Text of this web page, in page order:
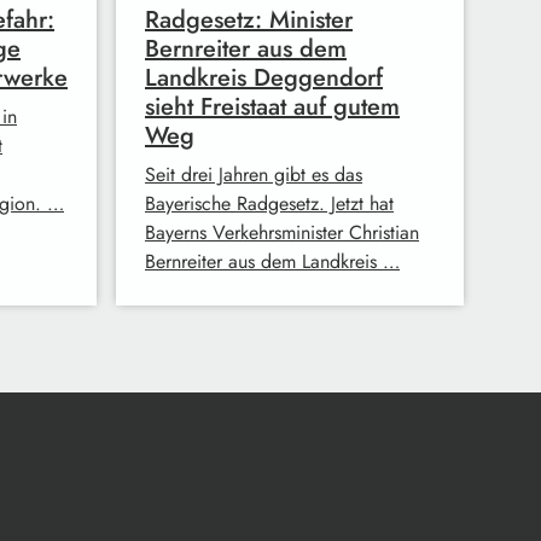
…
Radgesetz: Minister
Bernreiter aus dem
Landkreis Deggendorf
sieht Freistaat auf gutem
Weg
Seit drei Jahren gibt es das
Bayerische Radgesetz. Jetzt hat
Bayerns Verkehrsminister Christian
Bernreiter aus dem Landkreis …